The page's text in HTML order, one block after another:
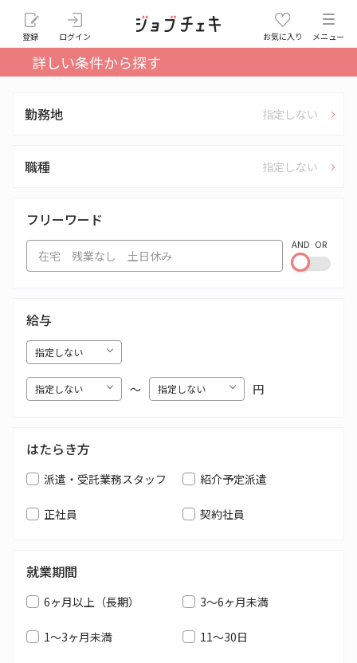
登録 ログイン お気に入り メニュー
詳しい条件から探す
勤務地 指定しない
職種 指定しない
フリーワード
AND OR
給与
〜 円
はたらき方
派遣・受託業務スタッフ 紹介予定派遣
正社員 契約社員
就業期間
6ヶ月以上（長期） 3～6ヶ月未満
1～3ヶ月未満 11～30日